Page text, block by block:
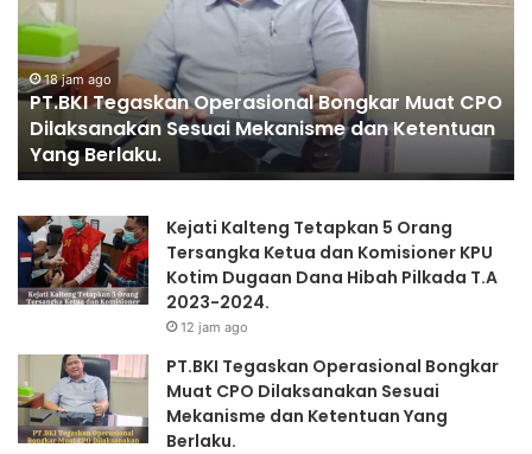
PRESIDEN”
1 hari ago
PENGGANTIAN KAPOLRI”KOMPETENSI ABSOLUT
PRESIDEN”
II
Kejati Kalteng Tetapkan 5 Orang
Tersangka Ketua dan Komisioner KPU
Kotim Dugaan Dana Hibah Pilkada T.A
2023-2024.
12 jam ago
PT.BKI Tegaskan Operasional Bongkar
Muat CPO Dilaksanakan Sesuai
Mekanisme dan Ketentuan Yang
Berlaku.